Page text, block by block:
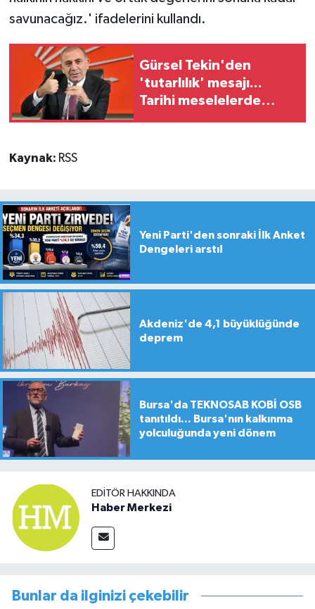
savunacağız.' ifadelerini kullandı.
Gürsel Tekin'den
'tutarlılık' mesajı...
Tarihi meselelerde
Kaynak: RSS
Yeni Parti'den sonraki İlk Anket
Dengeleri arstı!
Akdeniz'de 4,1 büyüklüğünde
deprem
Bursa'da TEKNOSAB KOBİ OSB
tanıtıldı... Bursa'nın kalkınma
yolculuğunda yeni dönem
EDITÖR HAKKINDA
Haber Merkezi
Bunlar da ilginizi çekebilir